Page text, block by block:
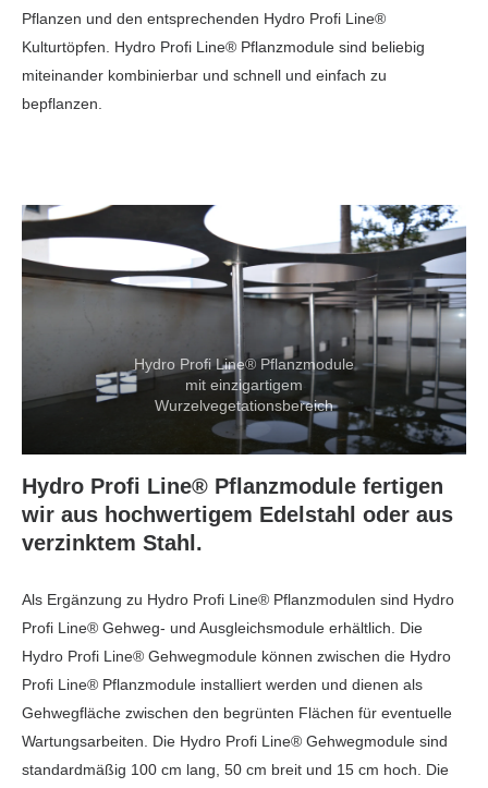
Pflanzen und den entsprechenden Hydro Profi Line®
Kulturtöpfen. Hydro Profi Line® Pflanzmodule sind beliebig
miteinander kombinierbar und schnell und einfach zu
bepflanzen.
Hydro Profi Line® Pflanzmodule
mit einzigartigem
Wurzelvegetationsbereich
Hydro Profi Line® Pflanzmodule fertigen
wir aus hochwertigem Edelstahl oder aus
verzinktem Stahl.
Als Ergänzung zu Hydro Profi Line® Pflanzmodulen sind Hydro
Profi Line® Gehweg- und Ausgleichsmodule erhältlich. Die
Hydro Profi Line® Gehwegmodule können zwischen die Hydro
Profi Line® Pflanzmodule installiert werden und dienen als
Gehwegfläche zwischen den begrünten Flächen für eventuelle
Wartungsarbeiten. Die Hydro Profi Line® Gehwegmodule sind
standardmäßig 100 cm lang, 50 cm breit und 15 cm hoch. Die